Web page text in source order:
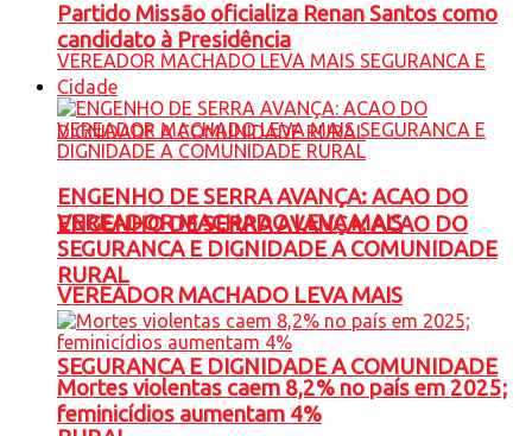
ENGENHO DE SERRA AVANÇA: ACAO DO
VEREADOR MACHADO LEVA MAIS
SEGURANCA E DIGNIDADE A COMUNIDADE
Partido Missão oficializa Renan Santos como
candidato à Presidência
Cidade
ENGENHO DE SERRA AVANÇA: ACAO DO
VEREADOR MACHADO LEVA MAIS
SEGURANCA E DIGNIDADE A COMUNIDADE
RURAL
Mortes violentas caem 8,2% no país em 2025;
feminicídios aumentam 4%